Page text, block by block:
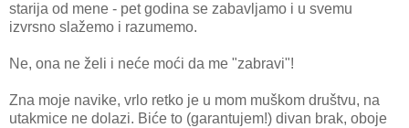
starija od mene - pet godina se zabavljamo i u svemu
izvrsno slažemo i razumemo.
Ne, ona ne želi i neće moći da me "zabravi"!
Zna moje navike, vrlo retko je u mom muškom društvu, na
utakmice ne dolazi. Biće to (garantujem!) divan brak, oboje